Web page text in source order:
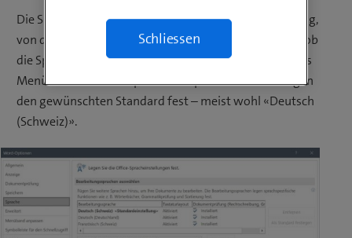
Die Silbentrennung hängt, wie die Rechtschreibprüfung,
von der gewählten Sprache ab. Prüfen Sie also zuerst, ob
die Sprache korrekt eingestellt ist. Dazu rufen Sie übers
Menüband «Datei > Optionen > Sprache» auf und legen
den gewünschten Standard fest – meist wohl «Deutsch
(Schweiz)».
Schliessen